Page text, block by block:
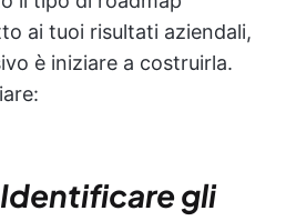
ai tuoi risultati aziendali,
è iniziare a costruirla.
Identificare gli